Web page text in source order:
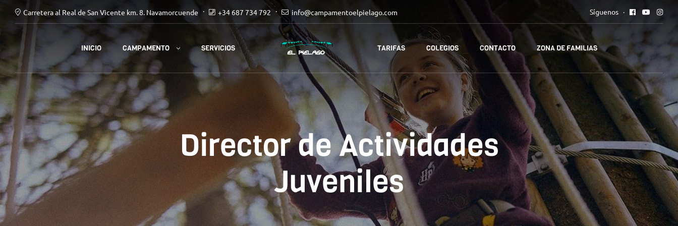
Carretera al Real de San Vicente km. 8. Navamorcuende +34 687 734 792 info@campamentoelpielago.com Síguenos
INICIO CAMPAMENTO SERVICIOS TARIFAS COLEGIOS CONTACTO ZONA DE FAMILIAS
Director de Actividades
Juveniles